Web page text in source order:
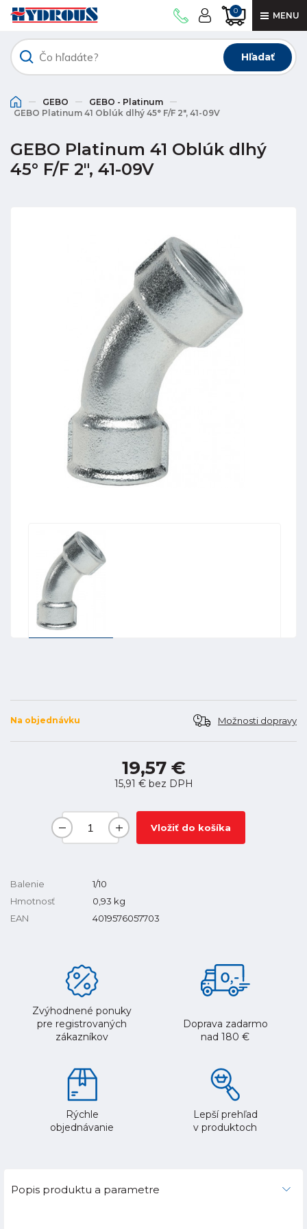
0 MENU
Hľadať
GEBO
GEBO - Platinum
GEBO Platinum 41 Oblúk dlhý 45° F/F 2", 41-09V
GEBO Platinum 41 Oblúk dlhý
45° F/F 2", 41-09V
Na objednávku Možnosti dopravy
19,57 €
15,91 €bez DPH
Vložiť do košíka
Balenie
1/10
Hmotnosť
0,93 kg
EAN
4019576057703
Zvýhodnené ponuky
pre registrovaných
zákazníkov
Doprava zadarmo
nad 180 €
Rýchle
objednávanie
Lepší prehľad
v produktoch
Popis produktu a parametre